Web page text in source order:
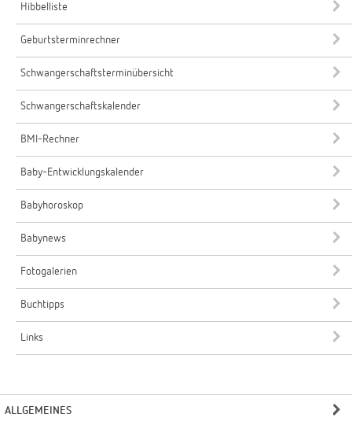
Hibbelliste
Geburtsterminrechner
Schwangerschaftsterminübersicht
Schwangerschaftskalender
BMI-Rechner
Baby-Entwicklungskalender
Babyhoroskop
Babynews
Fotogalerien
Buchtipps
Links
ALLGEMEINES